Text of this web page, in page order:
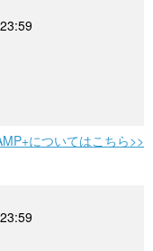
についてはこちら>>